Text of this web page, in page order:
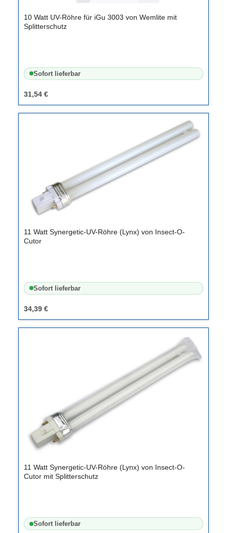
10 Watt UV-Röhre für iGu 3003 von Wemlite mit
Splitterschutz
Sofort lieferbar
31,54 €
11 Watt Synergetic-UV-Röhre (Lynx) von Insect-O-
Cutor
Sofort lieferbar
34,39 €
11 Watt Synergetic-UV-Röhre (Lynx) von Insect-O-
Cutor mit Splitterschutz
Sofort lieferbar